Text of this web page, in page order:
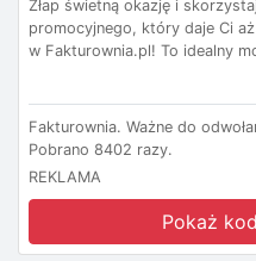
Złap świetną okazję i
promocyjnego, który daje Ci
w Fakturownia.pl! To idealny
Fakturownia. Ważne do
Pobrano 8402 razy.
REKLAMA
Pokaż